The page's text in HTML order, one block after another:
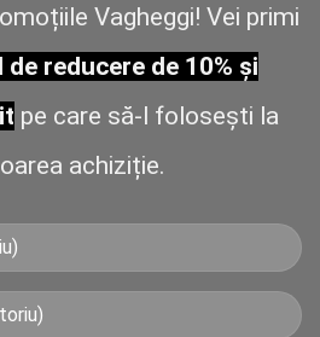
Vagheggi! Vei primi
de reducere de 10% și
pe care să-l folosești la
achiziție.